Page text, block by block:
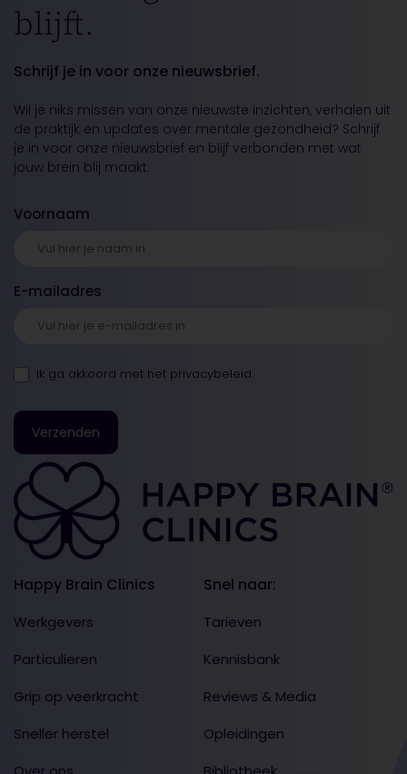
Happy Brain Clinics
Werkgevers
Particulieren
Grip op veerkracht
Sneller herstel
Snel naar:
Tarieven
Kennisbank
Reviews & Media
Opleidingen
blijft.
Schrijf je in voor onze nieuwsbrief.
Wil je niks missen van onze nieuwste inzichten, verhalen uit
de praktijk en updates over mentale gezondheid? Schrijf
je in voor onze nieuwsbrief en blijf verbonden met wat
jouw brein blij maakt.
Voornaam
E-mailadres
Ik ga akkoord met het privacybeleid.